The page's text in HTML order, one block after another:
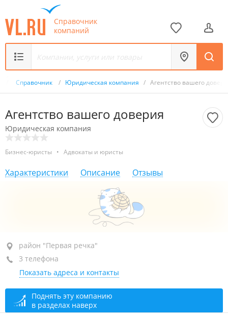
Справочник
компаний
Справочник / Юридическая компания / Агентство вашего
Агентство вашего доверия
Юридическая компания
Бизнес-юристы • Адвокаты и юристы
Характеристики Описание Отзывы
район "Первая речка", ул. Комсомольская, 5А
оф. 303
+7 924 130-88-88
+7 914 677-93-34
+7 914 662-80-92
район "Первая речка"
3 телефона
Показать адреса и контакты
Поднять эту компанию
в разделах наверх